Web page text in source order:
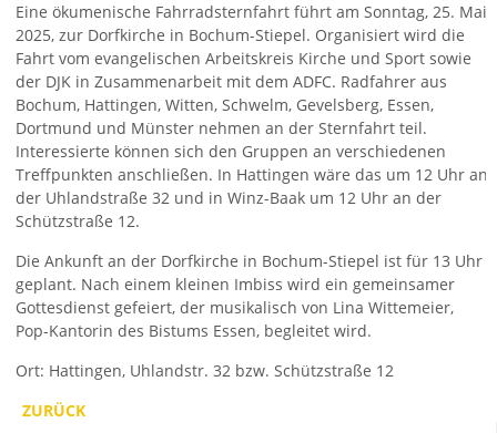
Eine ökumenische Fahrradsternfahrt führt am Sonntag, 25. Mai
2025, zur Dorfkirche in Bochum-Stiepel. Organisiert wird die
Fahrt vom evangelischen Arbeitskreis Kirche und Sport sowie
der DJK in Zusammenarbeit mit dem ADFC. Radfahrer aus
Bochum, Hattingen, Witten, Schwelm, Gevelsberg, Essen,
Dortmund und Münster nehmen an der Sternfahrt teil.
Interessierte können sich den Gruppen an verschiedenen
Treffpunkten anschließen. In Hattingen wäre das um 12 Uhr an
der Uhlandstraße 32 und in Winz-Baak um 12 Uhr an der
Schützstraße 12.
Die Ankunft an der Dorfkirche in Bochum-Stiepel ist für 13 Uhr
geplant. Nach einem kleinen Imbiss wird ein gemeinsamer
Gottesdienst gefeiert, der musikalisch von Lina Wittemeier,
Pop-Kantorin des Bistums Essen, begleitet wird.
Ort: Hattingen, Uhlandstr. 32 bzw. Schützstraße 12
ZURÜCK